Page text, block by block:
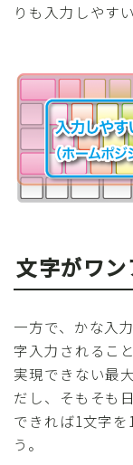
りも入力しやす
文字がワ
一方で、かな入
字入力されるこ
実現できない最
だし、そもそも
できれば1文字
う。